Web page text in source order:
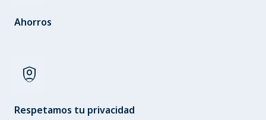
Ahorros
shield_person
Respetamos tu privacidad